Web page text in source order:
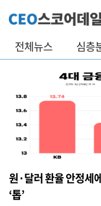
전체뉴스 심층
원·달러 환율 안정세
‘톱’